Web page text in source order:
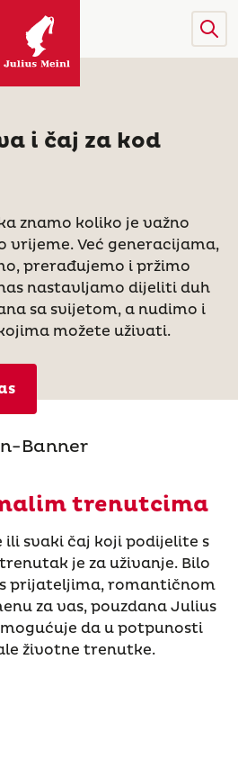
i čaj za kod
znamo koliko je važno
Već generacijama,
prerađujemo i pržimo
nastavljamo dijeliti duh
sa svijetom, a nudimo i
možete uživati.
trenutcima
ili svaki čaj koji podijelite s
je za uživanje. Bilo
prijateljima, romantičnom
za vas, pouzdana Julius
da u potpunosti
životne trenutke.